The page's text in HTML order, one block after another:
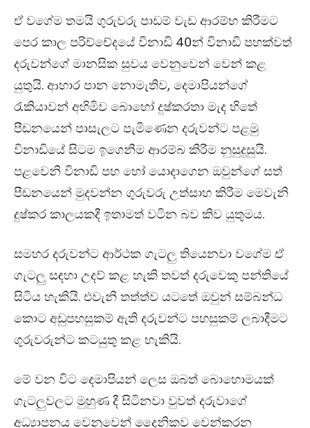
ඒ වගේම තමයි ගුරුවරු පාඩම් වැඩ ආරම්භ කිරීමට
පෙර කාල පරිච්චේදයේ විනාඩි 40න් විනාඩි පහක්වත්
දරුවන්ගේ මානසික සුවය වෙනුවෙන් වෙන් කළ
යුතුයි. ආහාර පාන නොමැතිව, දෙමාපියන්ගේ
රැකියාවන් අහිමිව බොහෝ දුෂ්කරතා මැද හිතේ
පීඩනයෙන් පාසැලට පැමිණෙන දරුවන්ට පළමු
විනාඩියේ සිටම ඉගෙනීම ආරම්බ කිරීම නුසුදුසුයි.
පළවෙනි විනාඩි පහ හෝ යොදාගෙන ඔවුන්ගේ සත්
පීඩනයෙන් මුදවන්න ගුරුවරු උත්සාහ කිරීම මෙවැනි
දුෂ්කර කාලයකදී ඉතාමත් වටින බව කිව යුතුමය.
සමහර දරුවන්ට ආර්ථක ගැටලු තියෙනවා වගේම ඒ
ගැටලු සඳහා උදව් කළ හැකි තවත් දරුවෙකු පන්තියේ
සිටිය හැකියි. එවැනි තත්ත්ව යටතේ ඔවුන් සම්බන්ධ
කොට අඩුපහසුකම් ඇති දරුවන්ට පහසුකම් ලබාදීමට
ගුරුවරුන්ට කටයුතු කළ හැකියි.
මේ වන විට දෙමාපියන් ලෙස ඔබත් බොහොමයක්
ගැටලුවලට මුහුණ දී සිටිනවා වුවත් දරුවාගේ
අධ්‍යාපනය වෙනුවෙන් දෛනිකව වෙන්කරන